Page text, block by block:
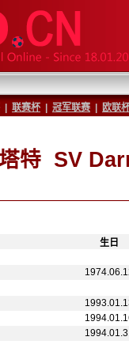
联赛杯 冠军联赛 欧联
特 SV
生日